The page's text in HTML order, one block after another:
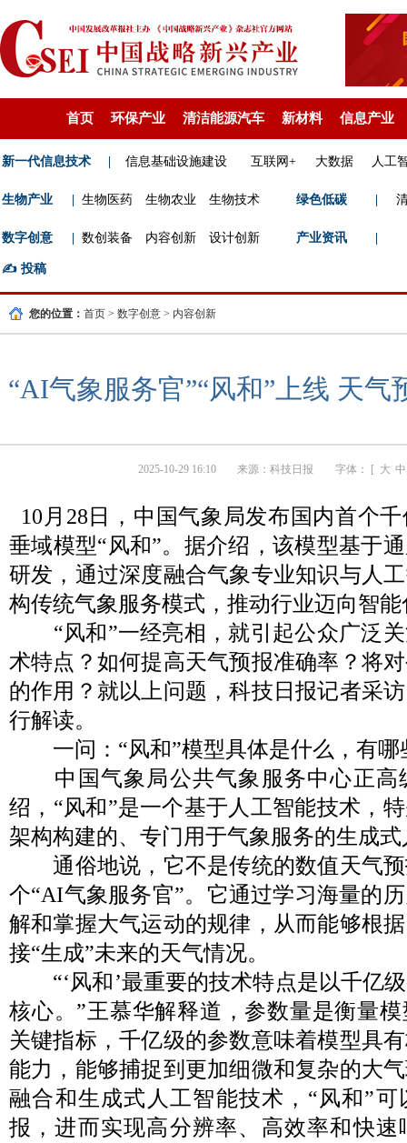
首页 环保产业 清洁能源汽车 新材料 信息产业
新一代信息技术 信息基础设施建设 互联网+ 大数据 人工
生物产业 生物医药 生物农业 生物技术 绿色低碳
数字创意 数创装备 内容创新 设计创新 产业资讯
✍️ 投稿
您的位置： 首页 > 数字创意 > 内容创新
“AI气象服务官”“风和”上线 天气
2025-10-29 16:10 来源： 科技日报 字体： [ 大 中
10月28日，中国气象局发布国内首个
垂域模型“风和”。据介绍，该模型基于
研发，通过深度融合气象专业知识与人
构传统气象服务模式，推动行业迈向智
“风和”一经亮相，就引起公众广泛关
术特点？如何提高天气预报准确率？将
的作用？就以上问题，科技日报记者采
行解读。
一问：“风和”模型具体是什么，有哪
中国气象局公共气象服务中心正高
绍，“风和”是一个基于人工智能技术，
架构构建的、专门用于气象服务的生成
通俗地说，它不是传统的数值天气预
个“AI气象服务官”。它通过学习海量的
解和掌握大气运动的规律，从而能够根
接“生成”未来的天气情况。
“‘风和’最重要的技术特点是以千亿
核心。”王慕华解释道，参数量是衡量
关键指标，千亿级的参数意味着模型具
能力，能够捕捉到更加细微和复杂的大
融合和生成式人工智能技术，“风和”
报，进而实现高分辨率、高效率和快速